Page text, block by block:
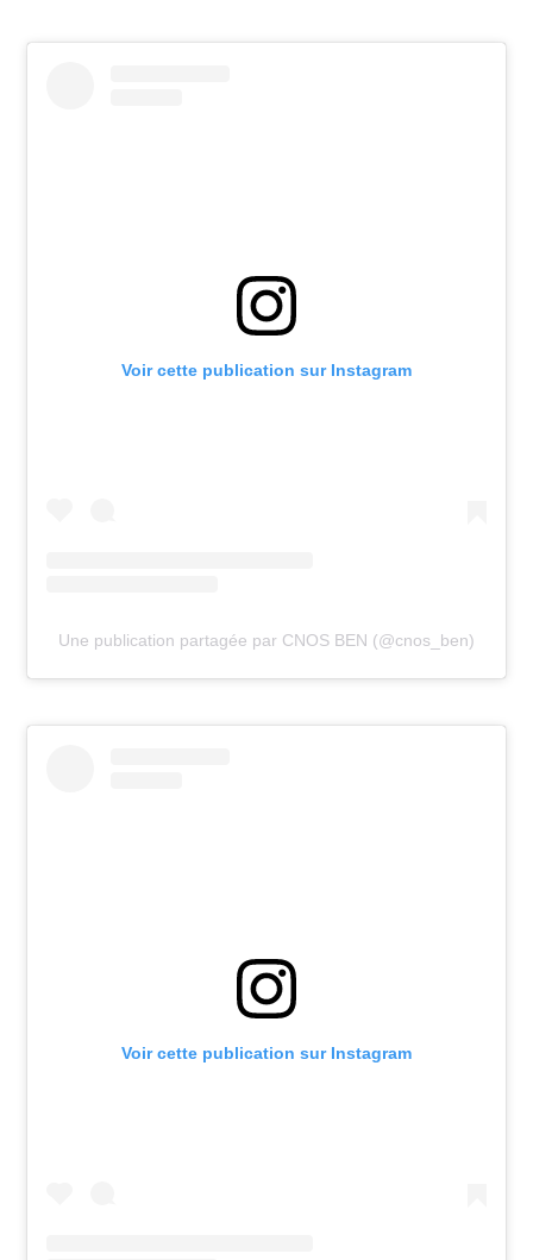
Voir cette publication sur Instagram
Une publication partagée par CNOS BEN (@cnos_ben)
Voir cette publication sur Instagram